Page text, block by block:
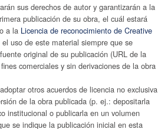
sus derechos de autor y garantizarán a la
publicación de su obra, el cuál estará
a la Licencia de reconocimiento de Creative
uso de este material siempre que se
original de su publicación (URL de la
comerciales y sin derivaciones de la obra
otros acuerdos de licencia no exclusiva
de la obra publicada (p. ej.: depositarla
institucional o publicarla en un volumen
se indique la publicación inicial en esta